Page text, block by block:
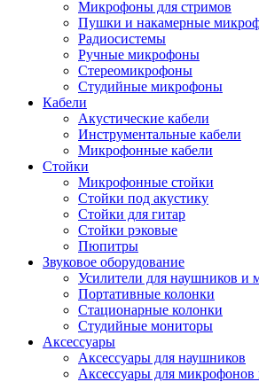
Микрофоны для стримов
Пушки и накамерные
Радиосистемы
Ручные микрофоны
Стереомикрофоны
Студийные микрофоны
Кабели
Акустические кабели
Инструментальные кабели
Микрофонные кабели
Стойки
Микрофонные стойки
Стойки под акустику
Стойки для гитар
Стойки рэковые
Пюпитры
Звуковое оборудование
Усилители для наушников и
Портативные колонки
Стационарные колонки
Студийные мониторы
Аксессуары
Аксессуары для наушников
Аксессуары для